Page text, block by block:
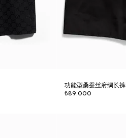
功能型桑蚕丝府绸长裤
₺89.000